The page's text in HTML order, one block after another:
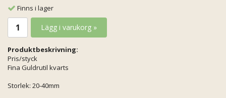
Finns i lager
Lägg i varukorg »
Produktbeskrivning:
Pris/styck
Fina Guldrutil kvarts
Storlek: 20-40mm